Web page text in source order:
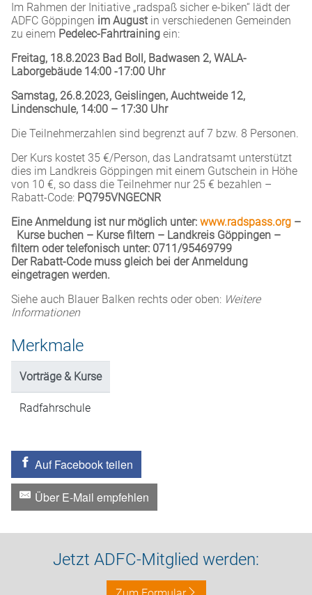
Im Rahmen der Initiative „radspaß sicher e-biken“ lädt der
ADFC Göppingen im Augustin verschiedenen Gemeinden
zu einem Pedelec-Fahrtraining ein:
Freitag, 18.8.2023 Bad Boll, Badwasen 2, WALA-
Laborgebäude 14:00 -17:00 Uhr
Samstag, 26.8.2023, Geislingen, Auchtweide 12,
Lindenschule, 14:00 – 17:30 Uhr
Die Teilnehmerzahlen sind begrenzt auf 7 bzw. 8 Personen.
Der Kurs kostet 35 €/Person, das Landratsamt unterstützt
dies im Landkreis Göppingen mit einem Gutschein in Höhe
von 10 €, so dass die Teilnehmer nur 25 € bezahlen –
Rabatt-Code: PQ795VNGECNR
Eine Anmeldung ist nur möglich unter: www.radspass.org –
Kurse buchen – Kurse filtern – Landkreis Göppingen –
filtern oder telefonisch unter: 0711/95469799
Der Rabatt-Code muss gleich bei der Anmeldung
eingetragen werden.
Siehe auch Blauer Balken rechts oder oben: Weitere
Informationen
Merkmale
Vorträge & Kurse
Radfahrschule
Auf Facebook teilen
Über E-Mail empfehlen
Jetzt ADFC-Mitglied werden: